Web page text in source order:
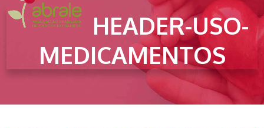
menu
menu
HEADER-USO-
MEDICAMENTOS